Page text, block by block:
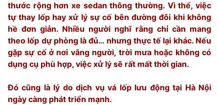
thước rộng hơn xe sedan thông thường. Vì thế, việc
tự thay lốp hay xử lý sự cố bên đường đôi khi không
hề đơn giản. Nhiều người nghĩ rằng chỉ cần mang
theo lốp dự phòng là đủ… nhưng thực tế lại khác. Nếu
gặp sự cố ở nơi vắng người, trời mưa hoặc không có
dụng cụ phù hợp, việc xử lý sẽ rất mất thời gian.
Đó cũng là lý do dịch vụ vá lốp lưu động tại Hà Nội
ngày càng phát triển mạnh.